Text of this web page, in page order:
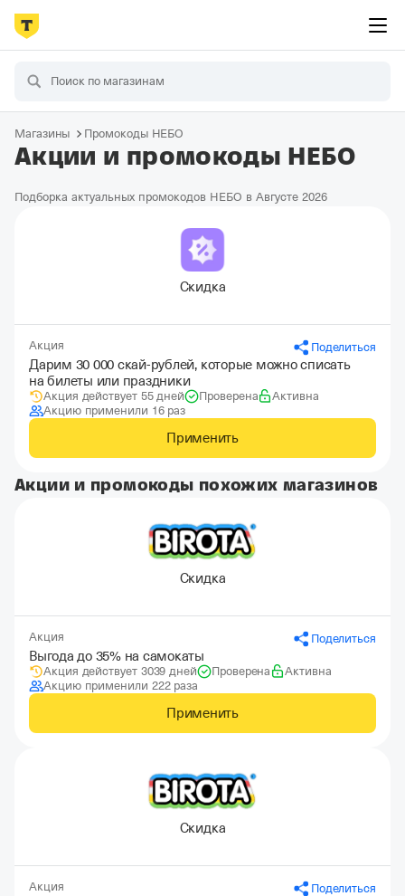
Магазины Промокоды НЕБО
Акции и промокоды НЕБО
Подборка актуальных промокодов НЕБО в Августе 2026
Скидка
Акция Поделиться
Дарим 30 000 скай-рублей, которые можно списать
на билеты или праздники
Акция действует 55 дней Проверена
Активна
Акцию применили 16 раз
Применить
Акции и промокоды похожих магазинов
Скидка
Акция Поделиться
Выгода до 35% на самокаты
Акция действует 3039 дней Проверена
Активна
Акцию применили 222 раза
Применить
Скидка
Акция Поделиться